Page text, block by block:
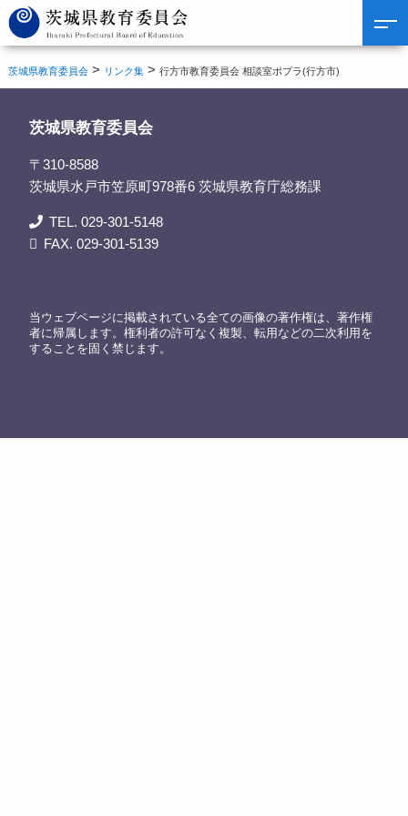
茨城県教育委員会 > リンク集 >行方市教育委員会 相談室ポプラ(行方市)
茨城県教育委員会
〒310-8588
茨城県水戸市笠原町978番6 茨城県教育庁総務課
TEL. 029-301-5148
FAX. 029-301-5139
当ウェブページに掲載されている全ての画像の著作権は、著作権
者に帰属します。権利者の許可なく複製、転用などの二次利用を
することを固く禁じます。